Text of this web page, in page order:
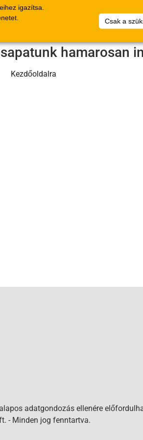
igazítsa.
Csak a
Vállalat
Saját
Dokumentumok
hamarosan
Kezdőoldalra
adatgondozás ellenére
- Minden jog fenntartva.